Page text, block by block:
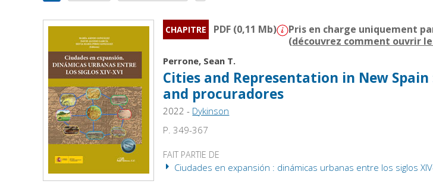
CHAPITRE PDF (0,11 Mb)
Pris en charge uniquement
(découvrez comment ouvrir
Perrone, Sean T.
Cities and Representation in New
and procuradores
2022 - Dykinson
P. 349-367
FAIT PARTIE DE
Ciudades en expansión : dinámicas urbanas entre los siglos